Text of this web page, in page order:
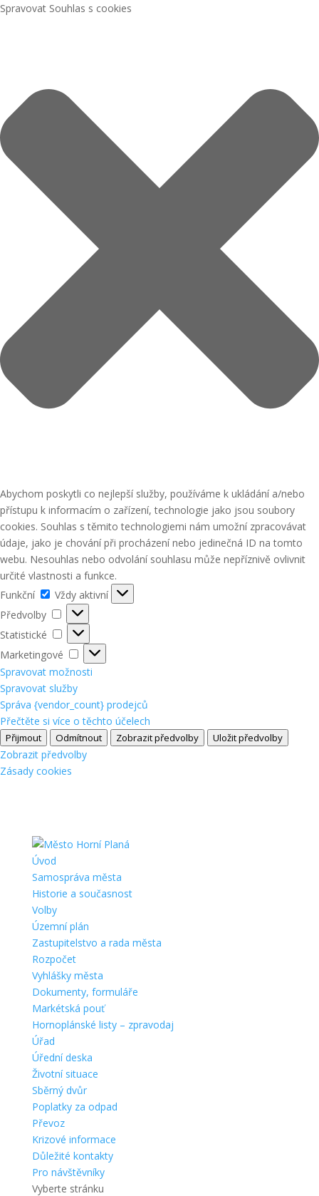
Spravovat Souhlas s cookies
Abychom poskytli co nejlepší služby, používáme k ukládání a/nebo
přístupu k informacím o zařízení, technologie jako jsou soubory
cookies. Souhlas s těmito technologiemi nám umožní zpracovávat
údaje, jako je chování při procházení nebo jedinečná ID na tomto
webu. Nesouhlas nebo odvolání souhlasu může nepříznivě ovlivnit
určité vlastnosti a funkce.
Funkční
Funkční
Vždy aktivní
Předvolby
Předvolby
Statistické
Statistické
Marketingové
Marketingové
Spravovat možnosti
Spravovat služby
Správa {vendor_count} prodejců
Přečtěte si více o těchto účelech
Přijmout Odmítnout Zobrazit předvolby Uložit předvolby
Zobrazit předvolby
Zásady cookies
Úvod
Samospráva města
Historie a současnost
Volby
Územní plán
Zastupitelstvo a rada města
Rozpočet
Vyhlášky města
Dokumenty, formuláře
Markétská pouť
Hornoplánské listy – zpravodaj
Úřad
Úřední deska
Životní situace
Sběrný dvůr
Poplatky za odpad
Převoz
Krizové informace
Důležité kontakty
Pro návštěvníky
Vyberte stránku